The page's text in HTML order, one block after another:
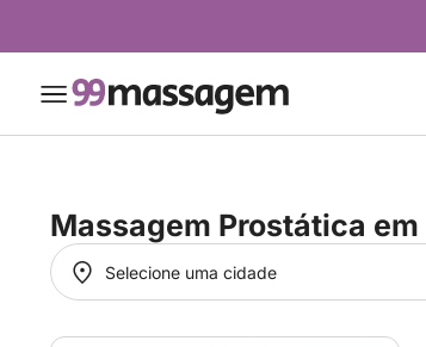
Massagem Prostática em
Selecione uma cidade
Selecione uma cidade